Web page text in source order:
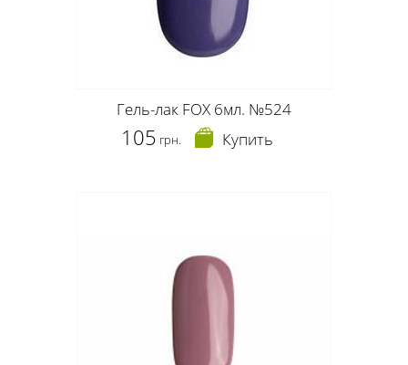
Гель-лак FOX 6мл. №524
105 грн. Купить